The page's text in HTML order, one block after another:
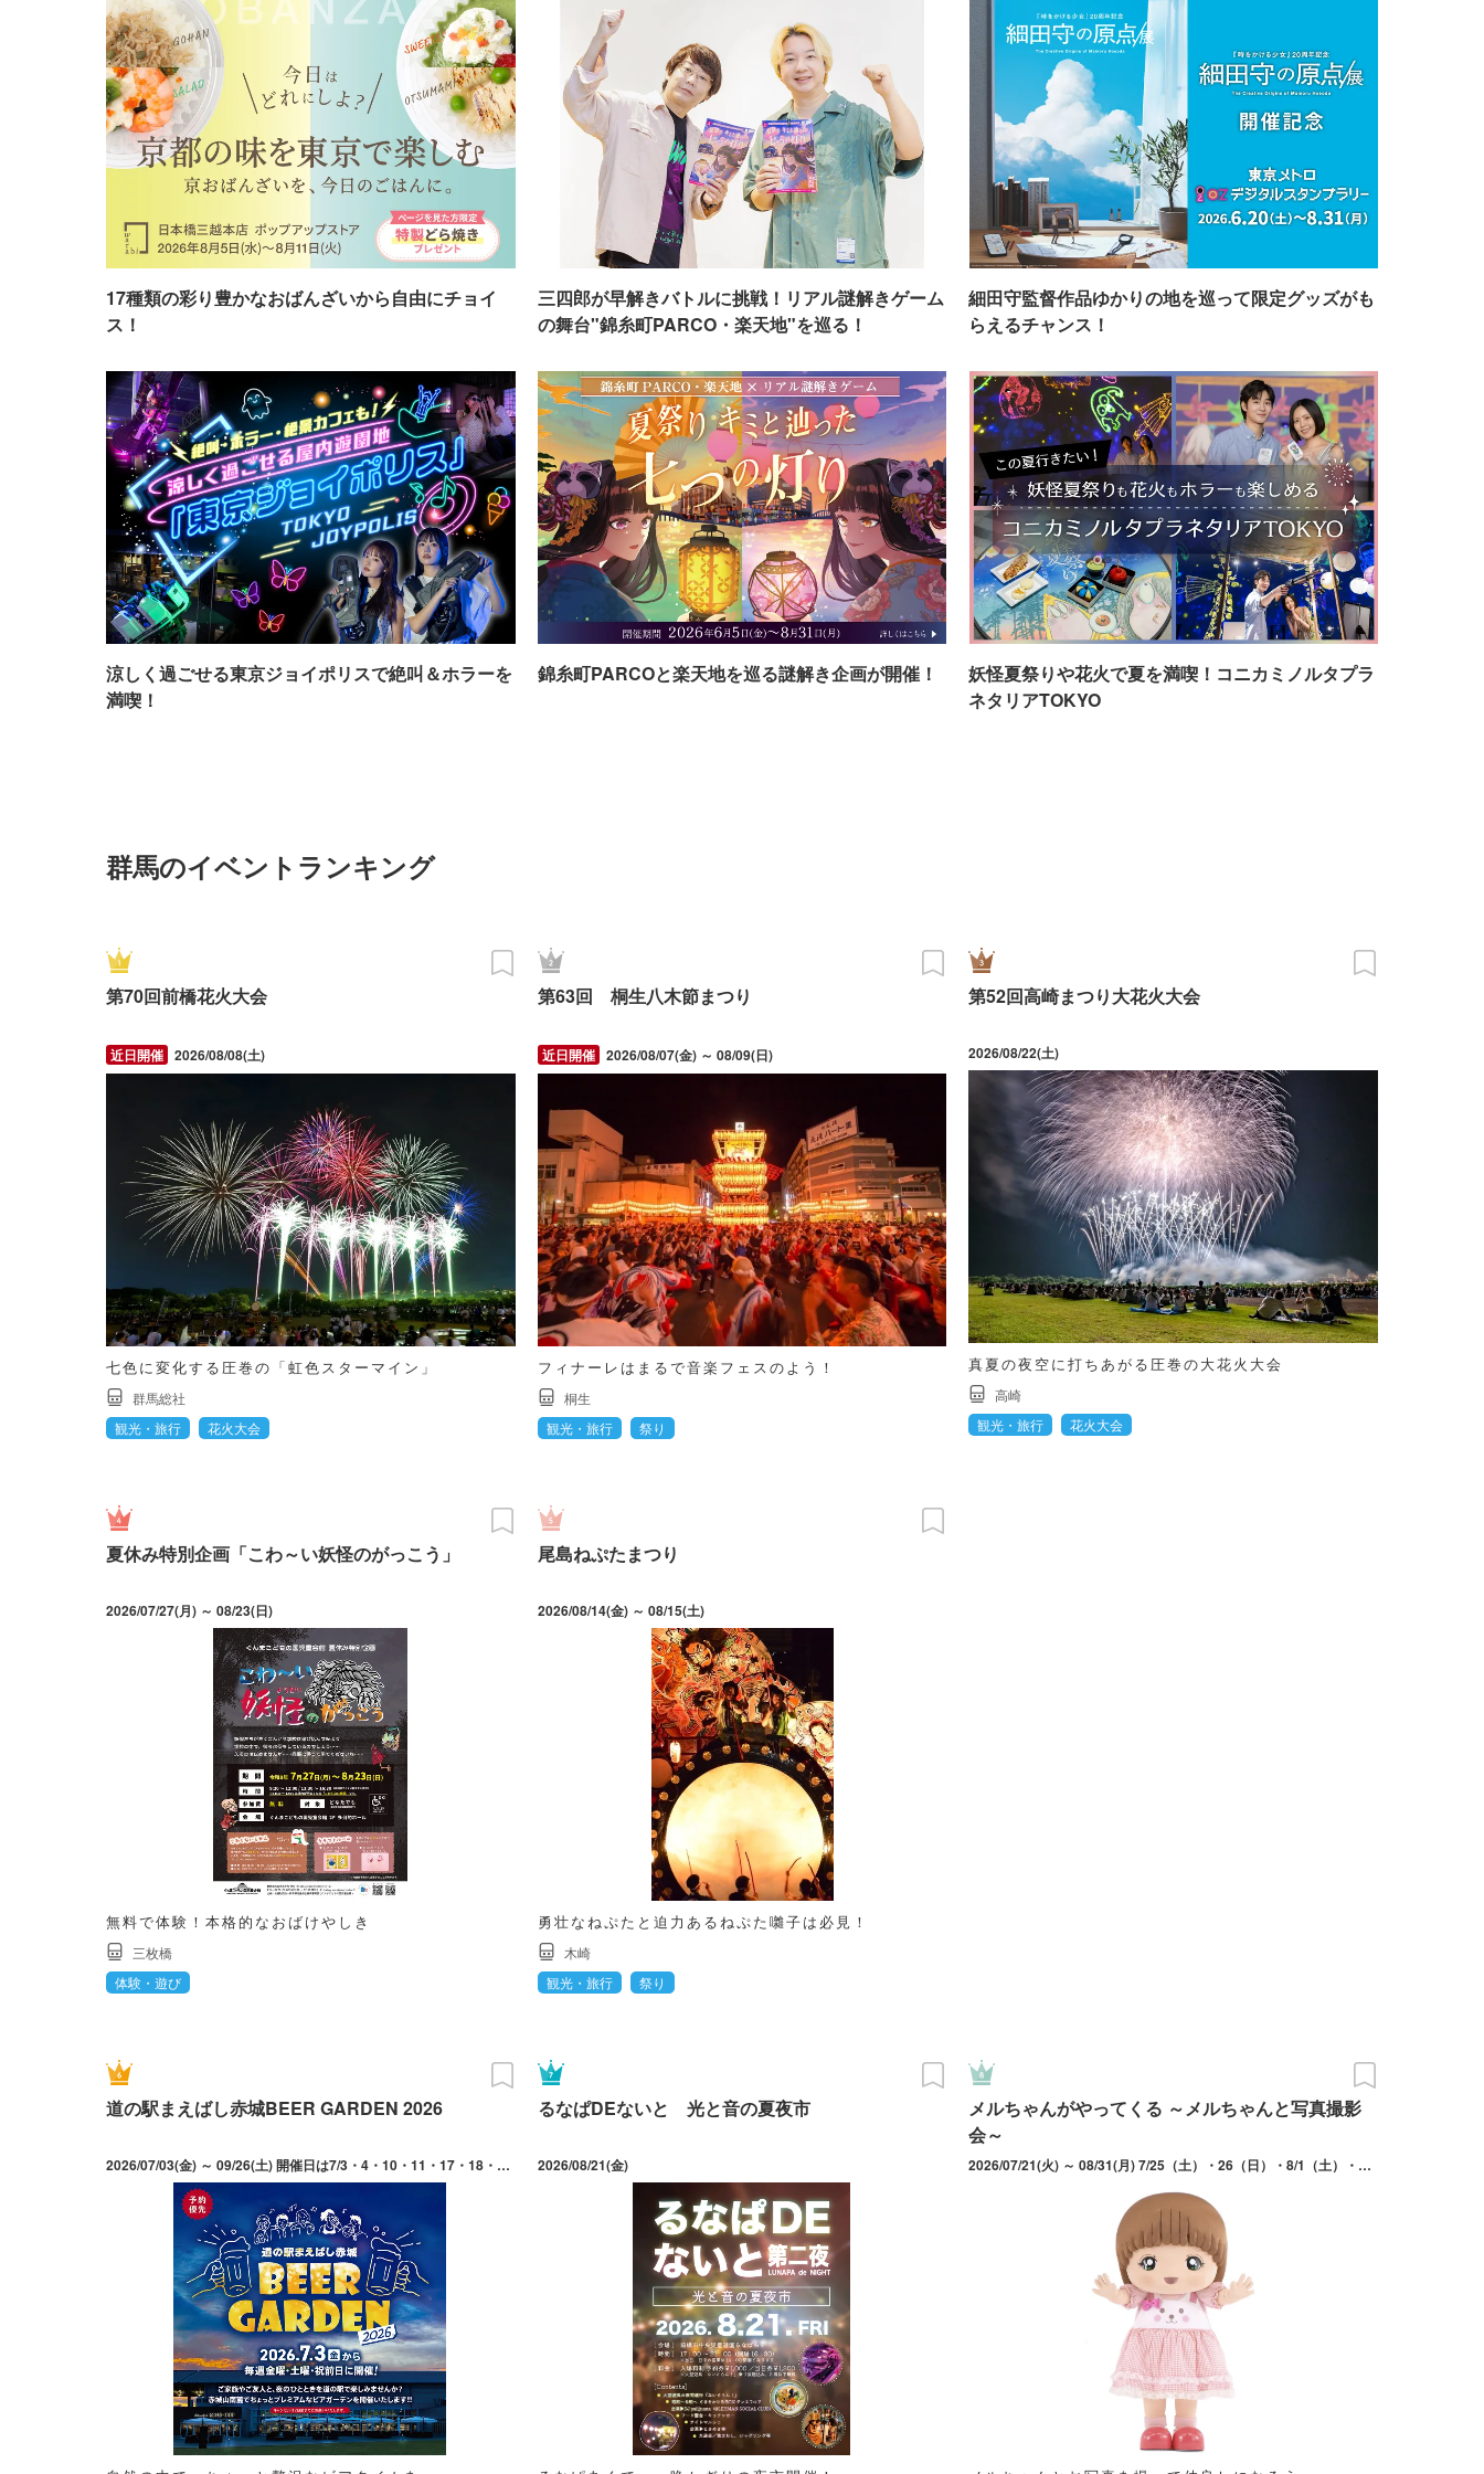
17種類の彩り豊かなおばんざいから自由にチョイ
ス！
三四郎が早解きバトルに挑戦！リアル謎解きゲーム
の舞台"錦糸町PARCO・楽天地"を巡る！
細田守監督作品ゆかりの地を巡って限定グッズがも
らえるチャンス！
涼しく過ごせる東京ジョイポリスで絶叫＆ホラーを
満喫！
錦糸町PARCOと楽天地を巡る謎解き企画が開催！
妖怪夏祭りや花火で夏を満喫！コニカミノルタプラ
ネタリアTOKYO
群馬のイベントランキング
第70回前橋花火大会
2026/08/08(土)
七色に変化する圧巻の「虹色スターマイン」
群馬総社
観光・旅行
花火大会
第63回 桐生八木節まつり
2026/08/07(金) ～ 08/09(日)
フィナーレはまるで音楽フェスのよう！
桐生
観光・旅行
祭り
第52回高崎まつり大花火大会
2026/08/22(土)
真夏の夜空に打ちあがる圧巻の大花火大会
高崎
観光・旅行
花火大会
夏休み特別企画「こわ～い妖怪のがっこう」
2026/07/27(月) ～ 08/23(日)
無料で体験！本格的なおばけやしき
三枚橋
体験・遊び
尾島ねぷたまつり
2026/08/14(金) ～ 08/15(土)
勇壮なねぷたと迫力あるねぷた囃子は必見！
木崎
観光・旅行
祭り
道の駅まえばし赤城BEER GARDEN 2026
2026/07/03(金) ～ 09/26(土) 開催日は7/3・4・10・11・17・18・19・24・25・31、8/1・7・8・9・11・13・14・15・16・21・22・28・29、9/4・5・11・12・18・19・20・21・22・25・26。ラストオーダー20：00。
るなぱDEないと 光と音の夏夜市
2026/08/21(金)
メルちゃんがやってくる ～メルちゃんと写真撮影
会～
2026/07/21(火) ～ 08/31(月) 7/25（土）・26（日）・8/1（土）・2（日）・8（土）・9（日）・11（火・祝）・13（木）・14（金）・17（月）・18（火）・22（土）は実施なし。1日2回開催（11:00～・14:00～。約20分～30分）。毎週水曜日は11:00～のみ。